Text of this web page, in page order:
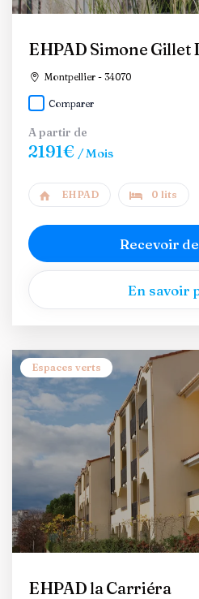
EHPAD Simone Gillet
Montpellier - 34070
Comparer
A partir de
2191€ / Mois
EHPAD 0 lits
Recevoir
En savoir
Espaces verts
EHPAD la Carriéra